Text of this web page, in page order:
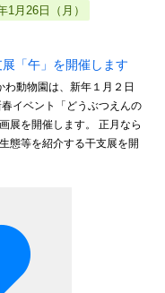
1月26日（月）
「午」を開催します
動物園は、新年１月２日
イベント「どうぶつえんの
展を開催します。 正月なら
態等を紹介する干支展を開